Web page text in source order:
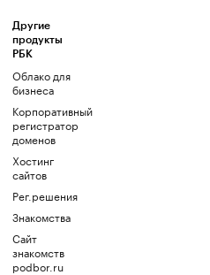
Другие
продукты
РБК
Облако для
бизнеса
Корпоративный
регистратор
доменов
Хостинг
сайтов
Рег.решения
Знакомства
Сайт
знакомств
podbor.ru